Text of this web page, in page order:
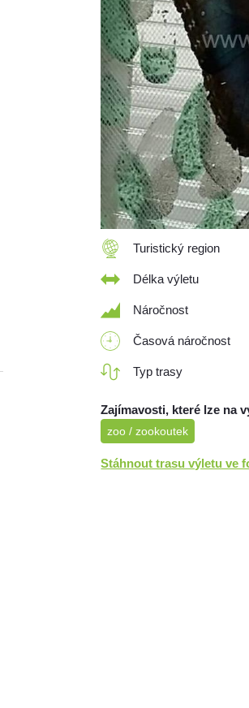
Turistický region
Délka výletu
Náročnost
Časová náročnost
Typ trasy
Zajímavosti, které lze na
zoo / zookoutek
Stáhnout trasu výletu ve